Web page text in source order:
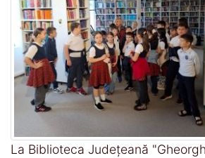
La Biblioteca Județeană